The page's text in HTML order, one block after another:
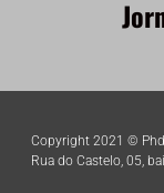
Copyright 2021 ©
Rua do Castelo, 05,